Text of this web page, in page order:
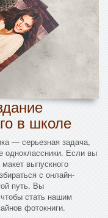
в школе
— серьезная задача,
одноклассники. Если вы
выпускного
с онлайн-
путь. Вы
стать нашим
фотокниги.